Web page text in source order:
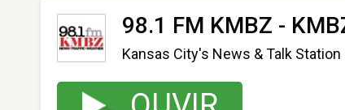
98.1 FM KMBZ -
Kansas City's News & Talk Station